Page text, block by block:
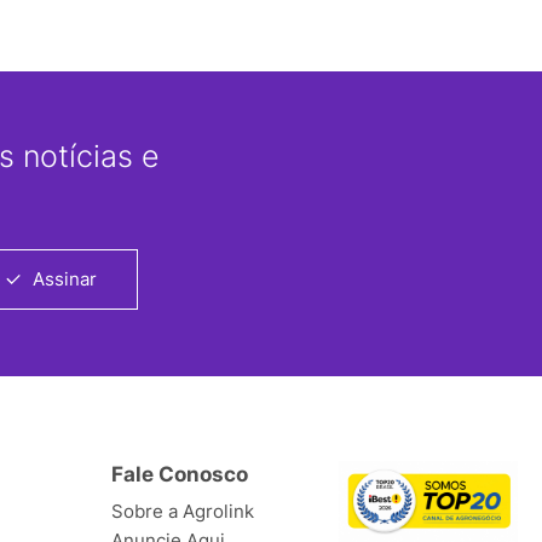
notícias e
Assinar
Fale Conosco
Sobre a Agrolink